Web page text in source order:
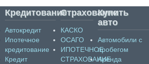
Кредитование
Автокредит
Ипотечное
кредитование
Кредит
Страхование
КАСКО
ОСАГО
ИПОТЕЧНОЕ
СТРАХОВАНИЕ
Купить
авто
Автомобили с
пробегом
Аренда